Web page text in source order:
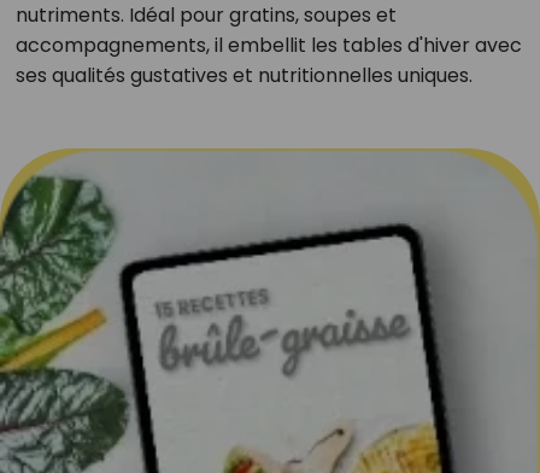
nutriments. Idéal pour gratins, soupes et
accompagnements, il embellit les tables d'hiver avec
ses qualités gustatives et nutritionnelles uniques.